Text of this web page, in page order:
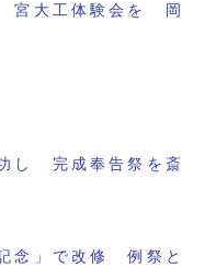
宮大工体験会を 岡
し 完成奉告祭を斎
念」で改修 例祭と